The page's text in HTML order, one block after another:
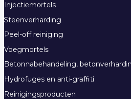
Injectiemortels
Steenverharding
Peel-off reiniging
Voegmortels
Betonnabehandeling,
Hydrofuges en anti-graffiti
Reinigingsproducten